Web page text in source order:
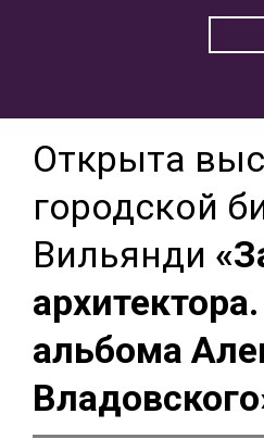
Открыта
городской
Вильянди
альбома